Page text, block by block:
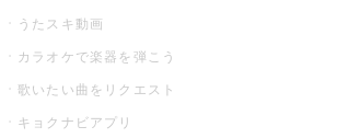
うたスキ動画
カラオケで楽器を弾こう
歌いたい曲をリクエスト
キョクナビアプリ